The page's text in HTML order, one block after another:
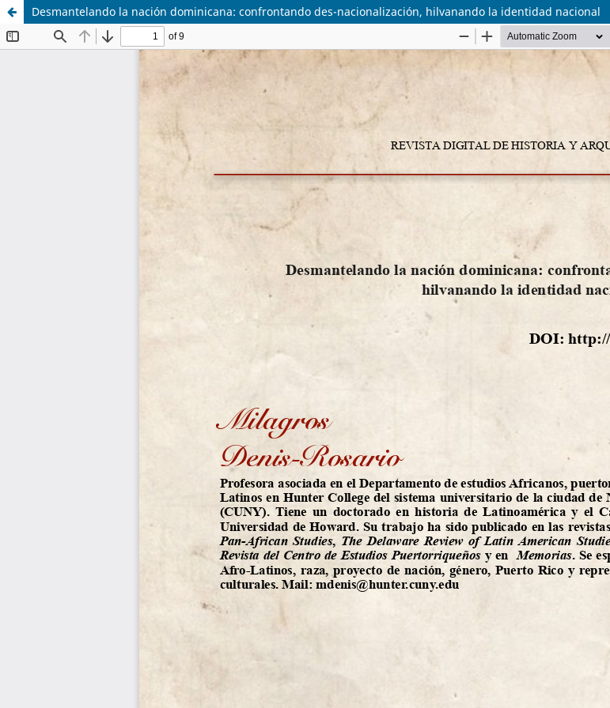
Desmantelando la nación dominicana: confrontando des-nacionalización, hilvanando la identidad nacional